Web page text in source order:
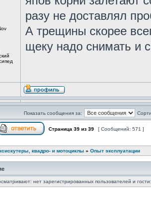
разу не доставлял
А трещины скорее
щеку надо снимать и
Показать сообщения за:
Страница 39 из 39 [ Сообщений: 571 ]
квадро- и мотоциклы » Опыт эксплуатации
нет зарегистрированных пользователей и